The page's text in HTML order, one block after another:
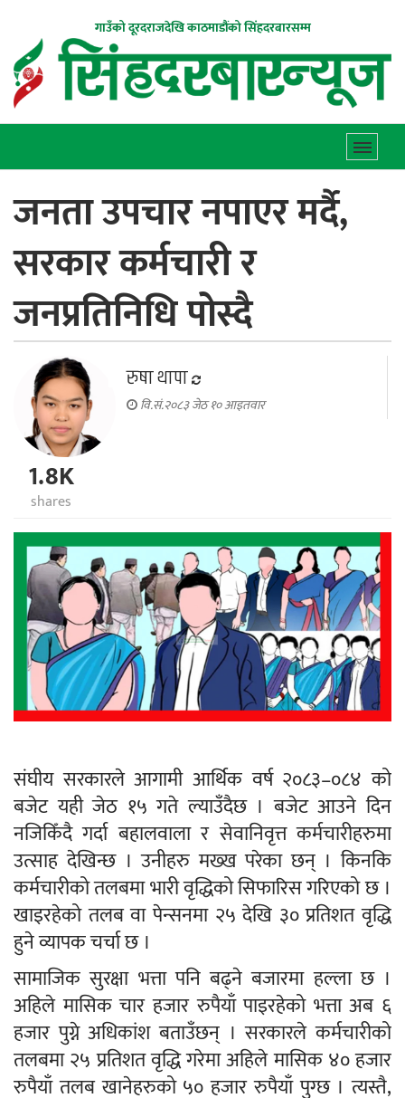
गाउँको दूरदराजदेखि काठमाडौंको सिंहदरबारसम्म
जनता उपचार नपाएर मर्दै,
सरकार कर्मचारी र
जनप्रतिनिधि पोस्दै
रुषा थापा
वि.सं.२०८३ जेठ १० आइतवार
1.8K
shares
संघीय सरकारले आगामी आर्थिक वर्ष २०८३–०८४ को
बजेट यही जेठ १५ गते ल्याउँदैछ । बजेट आउने दिन
नजिकिँदै गर्दा बहालवाला र सेवानिवृत्त कर्मचारीहरुमा
उत्साह देखिन्छ । उनीहरु मख्ख परेका छन् । किनकि
कर्मचारीको तलबमा भारी वृद्धिको सिफारिस गरिएको छ ।
खाइरहेको तलब वा पेन्सनमा २५ देखि ३० प्रतिशत वृद्धि
हुने व्यापक चर्चा छ ।
सामाजिक सुरक्षा भत्ता पनि बढ्ने बजारमा हल्ला छ ।
अहिले मासिक चार हजार रुपैयाँ पाइरहेको भत्ता अब ६
हजार पुग्ने अधिकांश बताउँछन् । सरकारले कर्मचारीको
तलबमा २५ प्रतिशत वृद्धि गरेमा अहिले मासिक ४० हजार
रुपैयाँ तलब खानेहरुको ५० हजार रुपैयाँ पुग्छ । त्यस्तै,